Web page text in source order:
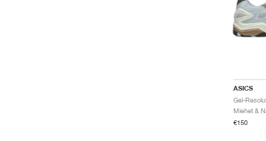
ASICS
Miehet &
€150